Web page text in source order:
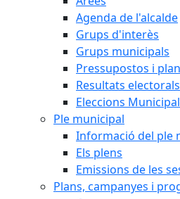
Agenda de l'alcalde
Grups d'interès
Grups municipals
Pressupostos i
Resultats electorals
Eleccions
Ple municipal
Informació del ple
Els plens
Emissions de les
Plans, campanyes i